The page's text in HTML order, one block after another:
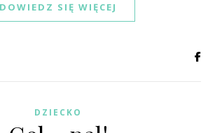
DOWIEDZ SIĘ WIĘCEJ
DZIECKO